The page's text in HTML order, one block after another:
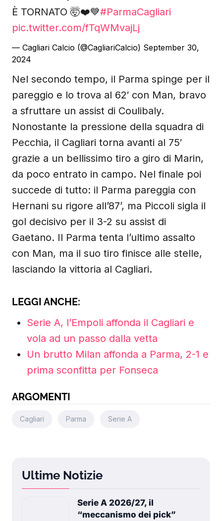
È TORNATO 🤯❤️💙#ParmaCagliari
pic.twitter.com/fTqWMvajLj
— Cagliari Calcio (@CagliariCalcio) September 30,
2024
Nel secondo tempo, il Parma spinge per il
pareggio e lo trova al 62′ con Man, bravo
a sfruttare un assist di Coulibaly.
Nonostante la pressione della squadra di
Pecchia, il Cagliari torna avanti al 75′
grazie a un bellissimo tiro a giro di Marin,
da poco entrato in campo. Nel finale poi
succede di tutto: il Parma pareggia con
Hernani su rigore all’87’, ma Piccoli sigla il
gol decisivo per il 3-2 su assist di
Gaetano. Il Parma tenta l’ultimo assalto
con Man, ma il suo tiro finisce alle stelle,
lasciando la vittoria al Cagliari.
LEGGI ANCHE:
Serie A, l’Empoli affonda il Cagliari e
vola ad un passo dalla vetta
Un brutto Milan affonda a Parma, 2-1 e
prima sconfitta per Fonseca
ARGOMENTI
Cagliari Parma Serie A
Ultime Notizie
Serie A 2026/27, il
“meccanismo dei pick”